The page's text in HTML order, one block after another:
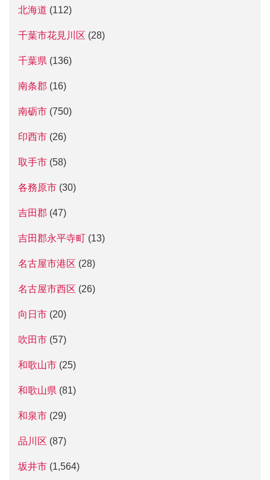
北海道 (112)
千葉市花見川区 (28)
千葉県 (136)
南条郡 (16)
南砺市 (750)
印西市 (26)
取手市 (58)
各務原市 (30)
吉田郡 (47)
吉田郡永平寺町 (13)
名古屋市港区 (28)
名古屋市西区 (26)
向日市 (20)
吹田市 (57)
和歌山市 (25)
和歌山県 (81)
和泉市 (29)
品川区 (87)
坂井市 (1,564)